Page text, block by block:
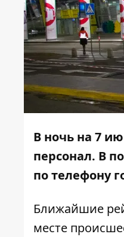
В ночь на 7
персонал. В
по телефону
Ближайшие
месте